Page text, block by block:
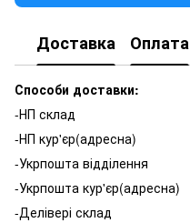
Доставка Оплата
Способи доставки:
-НП склад
-НП кур'єр(адресна)
-Укрпошта відділення
-Укрпошта кур'єр(адресна)
-Делівері склад